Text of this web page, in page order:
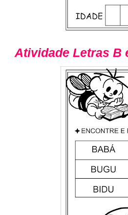
Atividade Letras B